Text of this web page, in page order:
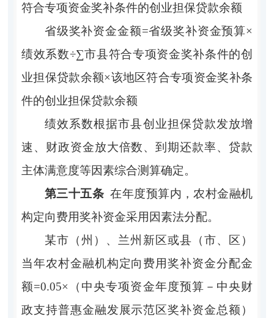
符合专项资金奖补条件的创业担保贷款余额
省级奖补资金金额=省级奖补资金预算×
绩效系数÷∑市县符合专项资金奖补条件的创
业担保贷款余额×该地区符合专项资金奖补条
件的创业担保贷款余额
绩效系数根据市县创业担保贷款发放增
速、财政资金放大倍数、到期还款率、贷款
主体满意度等因素综合测算确定。
第三十五条 在年度预算内，农村金融机
构定向费用奖补资金采用因素法分配。
某市（州）、兰州新区或县（市、区）
当年农村金融机构定向费用奖补资金分配金
额=0.05×（中央专项资金年度预算－中央财
政支持普惠金融发展示范区奖补资金总额）